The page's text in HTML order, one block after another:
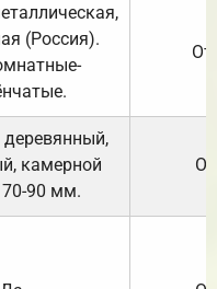
(Россия).
камерной
90 мм.